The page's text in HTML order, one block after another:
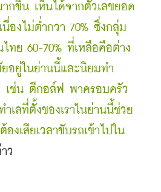
ากขึ้น เห็นได้จากตัวเลขยอด
องไม่ต่ำกวา 70% ซึ่งกลุ่ม
ทย 60-70% ที่เหลือคือต่าง
อยู่ในย่านนี้และนิยมทำ
เช่น ตีกอล์ฟ พาครอบครัว
ำเลที่ตั้งของเราในย่านนี้ช่วย
งเสียเวลาขับรถเข้าไปใน
ว